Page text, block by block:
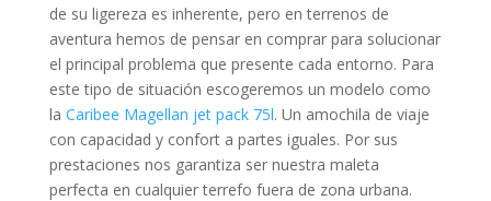
de su ligereza es inherente, pero en terrenos de
aventura hemos de pensar en comprar para solucionar
el principal problema que presente cada entorno. Para
este tipo de situación escogeremos un modelo como
la Caribee Magellan jet pack 75l. Un amochila de viaje
con capacidad y confort a partes iguales. Por sus
prestaciones nos garantiza ser nuestra maleta
perfecta en cualquier terrefo fuera de zona urbana.